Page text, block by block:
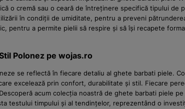
o cremă sau o ceară de întreținere specifică tipului
în condiții de umiditate, pentru a preveni
pentru a permite pielii să respire și să își recapete
Polonez pe wojas.ro
se reflectă în fiecare detaliu al ghete barbati piele.
excelează prin confort, durabilitate și stil. Fiecare
acum colecția noastră de ghete barbati piele
testului timpului și al tendințelor, reprezentând o